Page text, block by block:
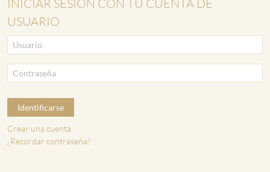
INICIAR SESIÓN CON TU CUENTA DE
USUARIO
Identificarse
Crear una cuenta
¿Recordar contraseña?